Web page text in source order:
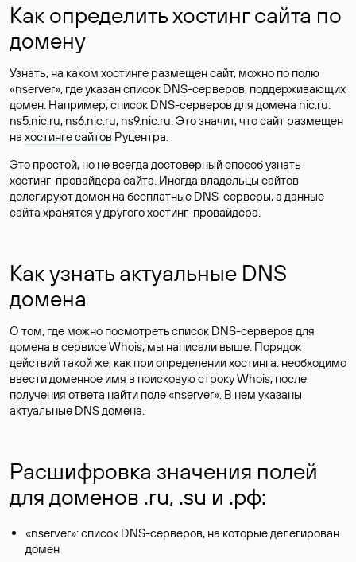
Как определить хостинг сайта по
домену
Узнать, на каком хостинге размещен сайт, можно по полю
«nserver», где указан список DNS-серверов, поддерживающих
домен. Например, список DNS-серверов для домена nic.ru:
ns5.nic.ru, ns6.nic.ru, ns9.nic.ru. Это значит, что сайт размещен
на хостинге сайтов Руцентра.
Это простой, но не всегда достоверный способ узнать
хостинг-провайдера сайта. Иногда владельцы сайтов
делегируют домен на бесплатные DNS-серверы, а данные
сайта хранятся у другого хостинг-провайдера.
Как узнать актуальные DNS
домена
О том, где можно посмотреть список DNS-серверов для
домена в сервисе Whois, мы написали выше. Порядок
действий такой же, как при определении хостинга: необходимо
ввести доменное имя в поисковую строку Whois, после
получения ответа найти поле «nserver». В нем указаны
актуальные DNS домена.
Расшифровка значения полей
для доменов .ru, .su и .рф:
«nserver»: список DNS-серверов, на которые делегирован
домен